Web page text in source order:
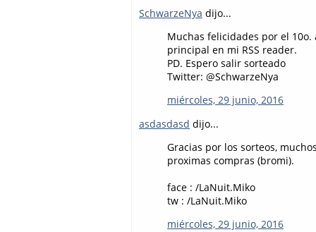
SchwarzeNya dijo...
Muchas felicidades por el
principal en mi RSS reader.
PD. Espero salir sorteado
Twitter: @SchwarzeNya
miércoles, 29 junio, 2016
asdasdasd dijo...
Gracias por los sorteos,
proximas compras (bromi).
face : /LaNuit.Miko
tw : /LaNuit.Miko
miércoles, 29 junio, 2016